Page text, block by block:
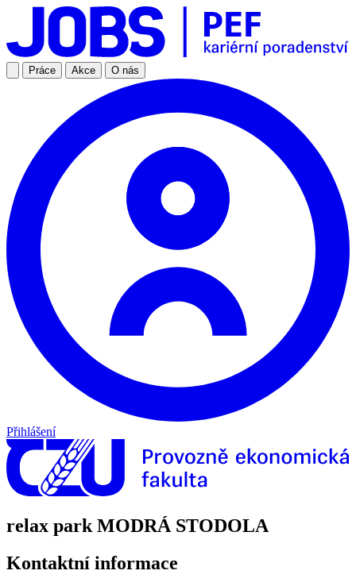
Práce Akce O nás
Přihlášení
relax park MODRÁ STODOLA
Kontaktní informace